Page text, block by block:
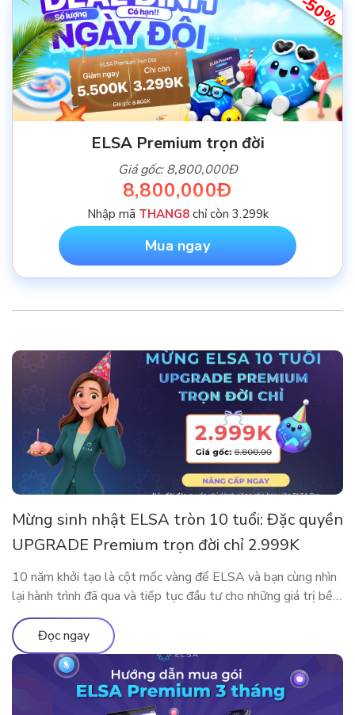
-50%
ELSA Premium trọn đời
Giá gốc: 8,800,000Đ
8,800,000Đ
Nhập mã THANG8chỉ còn 3.299k
Mua ngay
Mừng sinh nhật ELSA tròn 10 tuổi: Đặc quyền
UPGRADE Premium trọn đời chỉ 2.999K
10 năm khởi tạo là cột mốc vàng để ELSA và bạn cùng nhìn
lại hành trình đã qua và tiếp tục đầu tư cho những giá trị bền
vững. Nhân dịp kỷ niệm sinh nhật thập kỷ rực rỡ, ELSA
Speak mang đến đặc quyền nâng cấp lớn nhất từ trước đến
nay, dành […]
Đọc ngay